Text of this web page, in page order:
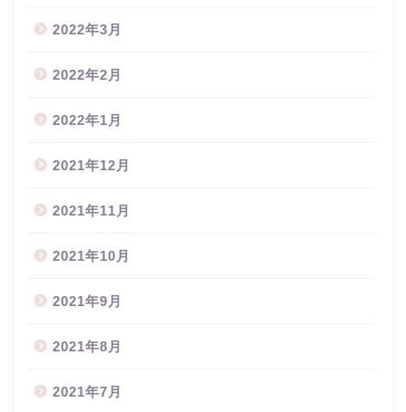
2022年3月
2022年2月
2022年1月
2021年12月
2021年11月
2021年10月
2021年9月
2021年8月
2021年7月